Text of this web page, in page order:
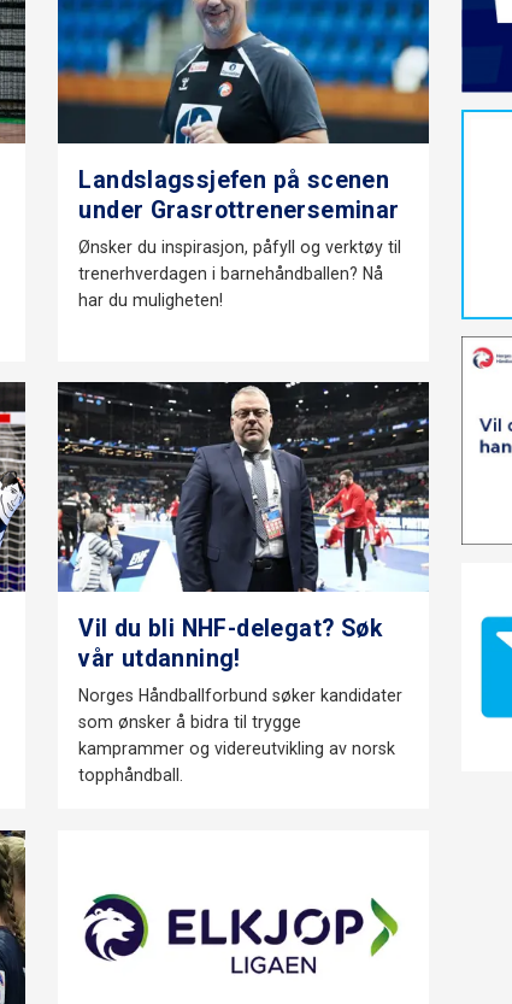
Landslagssjefen på scenen
under Grasrottrenerseminar
Ønsker du inspirasjon, påfyll og verktøy til
trenerhverdagen i barnehåndballen? Nå
har du muligheten!
Vil du bli NHF-delegat? Søk
vår utdanning!
Norges Håndballforbund søker kandidater
som ønsker å bidra til trygge
kamprammer og videreutvikling av norsk
topphåndball.